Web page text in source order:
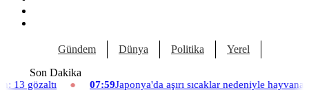
Gündem Dünya Politika Yerel
Son Dakika
07:59Japonya'da aşırı sıcaklar nedeniyle hayvanat bahçesinde üç